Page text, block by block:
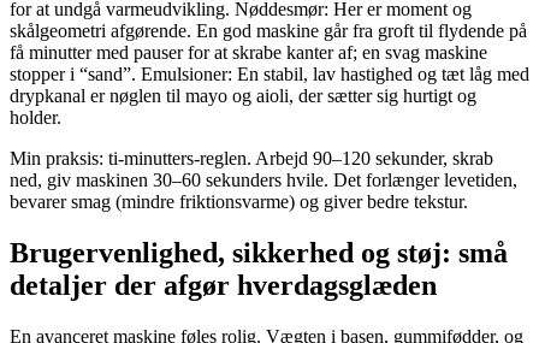
for at undgå varmeudvikling. Nøddesmør: Her er moment og
skålgeometri afgørende. En god maskine går fra groft til flydende på
få minutter med pauser for at skrabe kanter af; en svag maskine
stopper i “sand”. Emulsioner: En stabil, lav hastighed og tæt låg med
drypkanal er nøglen til mayo og aioli, der sætter sig hurtigt og
holder.
Min praksis: ti-minutters-reglen. Arbejd 90–120 sekunder, skrab
ned, giv maskinen 30–60 sekunders hvile. Det forlænger levetiden,
bevarer smag (mindre friktionsvarme) og giver bedre tekstur.
Brugervenlighed, sikkerhed og støj: små
detaljer der afgør hverdagsglæden
En avanceret maskine føles rolig. Vægten i basen, gummifødder, og